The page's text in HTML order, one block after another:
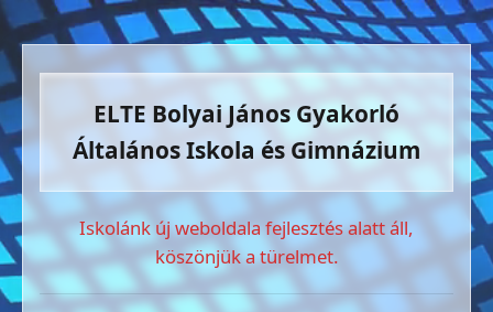
ELTE Bolyai János Gyakorló
Általános Iskola és Gimnázium
Iskolánk új weboldala fejlesztés alatt áll,
köszönjük a türelmet.